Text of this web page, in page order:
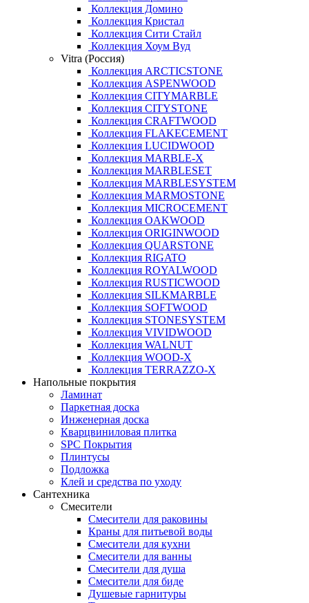
Коллекция Домино
Коллекция Кристал
Коллекция Сити Стайл
Коллекция Хоум Вуд
Vitra (Россия)
Коллекция ARCTICSTONE
Коллекция ASPENWOOD
Коллекция CITYMARBLE
Коллекция CITYSTONE
Коллекция CRAFTWOOD
Коллекция FLAKECEMENT
Коллекция LUCIDWOOD
Коллекция MARBLE-X
Коллекция MARBLESET
Коллекция MARBLESYSTEM
Коллекция MARMOSTONE
Коллекция MICROCEMENT
Коллекция OAKWOOD
Коллекция ORIGINWOOD
Коллекция QUARSTONE
Коллекция RIGATO
Коллекция ROYALWOOD
Коллекция RUSTICWOOD
Коллекция SILKMARBLE
Коллекция SOFTWOOD
Коллекция STONESYSTEM
Коллекция VIVIDWOOD
Коллекция WALNUT
Коллекция WOOD-X
Коллекция ТЕRRАZZO-X
Напольные покрытия
Ламинат
Паркетная доска
Инженерная доска
Кварцвиниловая плитка
SPC Покрытия
Плинтусы
Подложка
Клей и средства по уходу
Сантехника
Смесители
Смесители для раковины
Краны для питьевой воды
Смесители для кухни
Смесители для ванны
Смесители для душа
Смесители для биде
Душевые гарнитуры